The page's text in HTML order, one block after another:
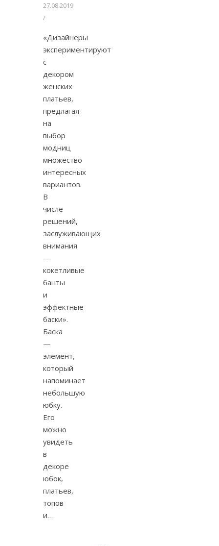
27.08.2019
/
«Дизайнеры
экспериментируют
с
декором
женских
платьев,
предлагая
на
выбор
модниц
множество
интересных
вариантов.
В
числе
решений,
заслуживающих
внимания
—
кокетливые
банты
и
эффектные
баски».
Баска
—
элемент,
который
напоминает
небольшую
юбку.
Его
можно
увидеть
в
декоре
юбок,
платьев,
топов
и…